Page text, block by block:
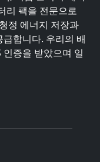
리 팩을 전문으로
정 에너지 저장과
합니다. 우리의 배
인증을 받았으며 일